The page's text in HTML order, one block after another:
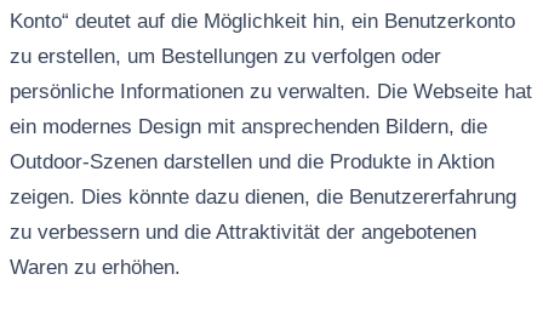
Konto“ deutet auf die Möglichkeit hin, ein Benutzerkonto
zu erstellen, um Bestellungen zu verfolgen oder
persönliche Informationen zu verwalten. Die Webseite hat
ein modernes Design mit ansprechenden Bildern, die
Outdoor-Szenen darstellen und die Produkte in Aktion
zeigen. Dies könnte dazu dienen, die Benutzererfahrung
zu verbessern und die Attraktivität der angebotenen
Waren zu erhöhen.